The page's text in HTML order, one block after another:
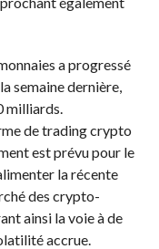
a progressé
semaine dernière,
milliards.
de trading crypto
est prévu pour le
la récente
des crypto-
ainsi la voie à de
accrue.